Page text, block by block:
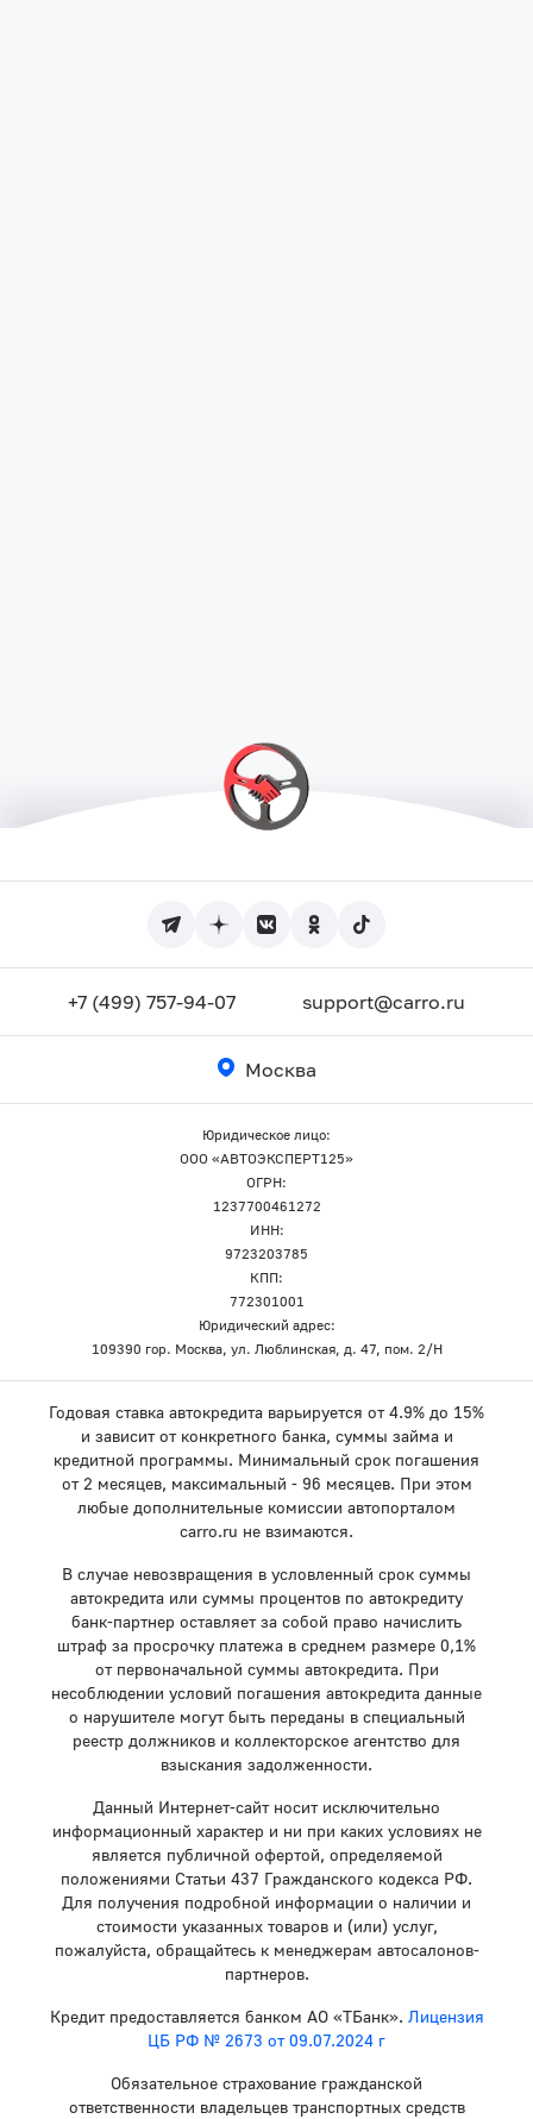
+7 (499) 757-94-07 support@carro.ru
Москва
Юридическое лицо:
ООО «АВТОЭКСПЕРТ125»
ОГРН:
1237700461272
ИНН:
9723203785
КПП:
772301001
Юридический адрес:
109390 гор. Москва, ул. Люблинская, д. 47, пом. 2/Н
Годовая ставка автокредита варьируется от 4.9% до 15%
и зависит от конкретного банка, суммы займа и
кредитной программы. Минимальный срок погашения
от 2 месяцев, максимальный - 96 месяцев. При этом
любые дополнительные комиссии автопорталом
carro.ru не взимаются.
В случае невозвращения в условленный срок суммы
автокредита или суммы процентов по автокредиту
банк-партнер оставляет за собой право начислить
штраф за просрочку платежа в среднем размере 0,1%
от первоначальной суммы автокредита. При
несоблюдении условий погашения автокредита данные
о нарушителе могут быть переданы в специальный
реестр должников и коллекторское агентство для
взыскания задолженности.
Данный Интернет-сайт носит исключительно
информационный характер и ни при каких условиях не
является публичной офертой, определяемой
положениями Статьи 437 Гражданского кодекса РФ.
Для получения подробной информации о наличии и
стоимости указанных товаров и (или) услуг,
пожалуйста, обращайтесь к менеджерам автосалонов-
партнеров.
Кредит предоставляется банком АО «ТБанк». Лицензия
ЦБ РФ № 2673 от 09.07.2024 г
Обязательное страхование гражданской
ответственности владельцев транспортных средств